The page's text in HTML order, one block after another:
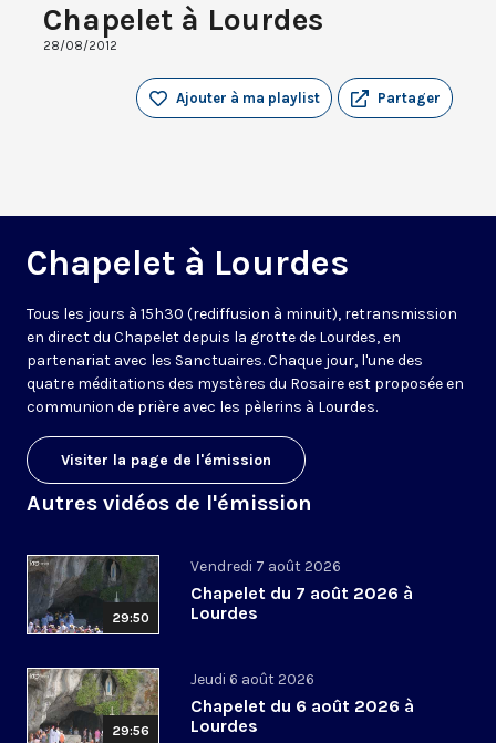
Chapelet à Lourdes
28/08/2012
Partager
Ajouter à ma playlist
Chapelet à Lourdes
Tous les jours à 15h30 (rediffusion à minuit), retransmission
en direct du Chapelet depuis la grotte de Lourdes, en
partenariat avec les Sanctuaires. Chaque jour, l'une des
quatre méditations des mystères du Rosaire est proposée en
communion de prière avec les pèlerins à Lourdes.
Visiter la page de l'émission
Autres vidéos de l'émission
29:50
Vendredi 7 août 2026
Chapelet du 7 août 2026 à
Lourdes
29:56
Jeudi 6 août 2026
Chapelet du 6 août 2026 à
Lourdes